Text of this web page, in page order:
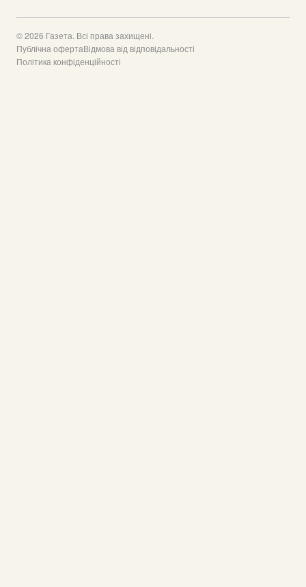
© 2026 Газета. Всі права захищені.
Публічна офертаВідмова від відповідальності
Політика конфіденційності